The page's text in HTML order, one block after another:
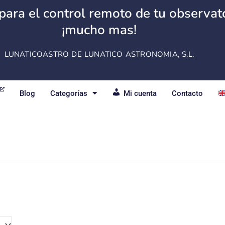
el control remoto de tu
¡mucho mas!
LUNATICOASTRO DE LUNATICO ASTRONOMIA, S.L.
Blog Categorías Mi cuenta Contacto